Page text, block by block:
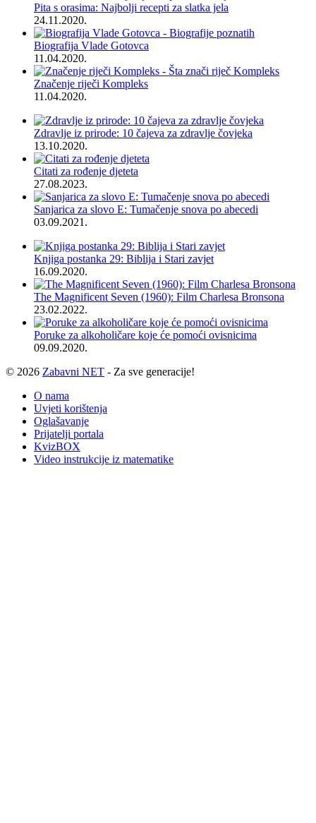
Pita s orasima: Najbolji recepti za slatka jela
24.11.2020.
Biografija Vlade Gotovca
11.04.2020.
Značenje riječi Kompleks
11.04.2020.
Zdravlje iz prirode: 10 čajeva za zdravlje čovjeka
13.10.2020.
Citati za rođenje djeteta
27.08.2023.
Sanjarica za slovo E: Tumačenje snova po abecedi
03.09.2021.
Knjiga postanka 29: Biblija i Stari zavjet
16.09.2020.
The Magnificent Seven (1960): Film Charlesa Bronsona
23.02.2022.
Poruke za alkoholičare koje će pomoći ovisnicima
09.09.2020.
© 2026 Zabavni NET - Za sve generacije!
O nama
Uvjeti korištenja
Oglašavanje
Prijatelji portala
KvizBOX
Video instrukcije iz matematike